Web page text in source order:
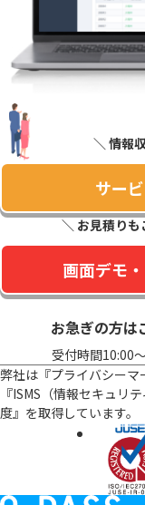
＼ 情報
サー
＼ お見積り
画面デモ
お急ぎの方は
受付時間10:00
弊社は『プライバシーマ
『ISMS（情報セキュリ
度』を取得しています。